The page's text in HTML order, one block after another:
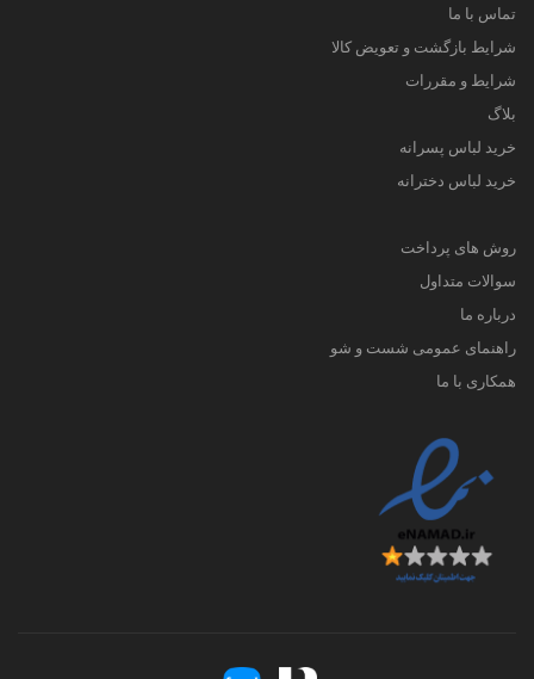
تماس با ما
شرایط بازگشت و تعویض کالا
شرایط و مقررات
بلاگ
خرید لباس پسرانه
خرید لباس دخترانه
روش های پرداخت
سوالات متداول
درباره ما
راهنمای عمومی شست و شو
همکاری با ما